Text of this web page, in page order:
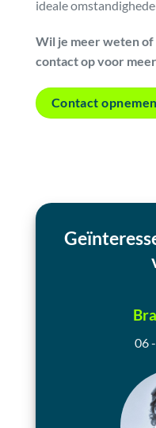
ideale
Wil je meer weten
contact op voor
Contact opnemen
06